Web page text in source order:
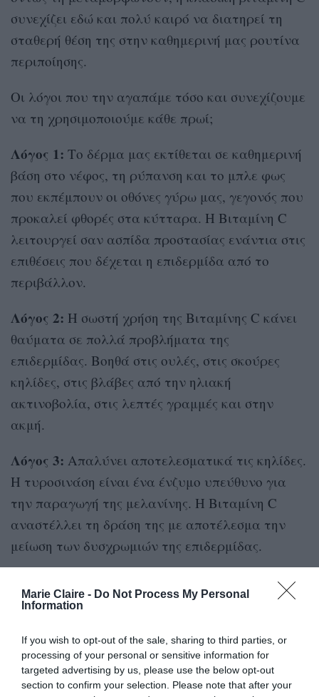
Marie Claire - Do Not Process My Personal
Information
If you wish to opt-out of the sale, sharing to third parties, or
processing of your personal or sensitive information for
targeted advertising by us, please use the below opt-out
section to confirm your selection. Please note that after your
συνεχίζει εδώ και πολύ καιρό να διατηρεί τη
σταθερή θέση της στην καθημερινή μας ρουτίνα
περιποίησης.
Οι λόγοι που την αγαπάμε τόσο και συνεχίζουμε
να τη χρησιμοποιούμε κάθε πρωί;
Λόγος 1: Το δέρμα μας εκτίθεται σε καθημερινή
βάση στο νέφος, τη ρύπανση και το μπλε φως
που εκπέμπουν οι οθόνες γύρω μας, γεγονός που
προκαλεί φθορές στα κύτταρα. Η Βιταμίνη C
λειτουργεί σαν ασπίδα προστασίας ενάντια στις
επιθέσεις που δέχεται η επιδερμίδα από το
περιβάλλον.
Λόγος 2: Η σωστή χρήση της Βιταμίνης C κάνει
θαύματα σε πολλά προβλήματα της
επιδερμίδας. Βοηθά στις ουλές, στις σκούρες
κηλίδες, στις βλάβες από την ηλιακή
ακτινοβολία, στις λεπτές γραμμές και στην
ακμή.
Λόγος 3: Απαλύνει αποτελεσματικά τις κηλίδες.
Η τυροσινάση είναι ένα ένζυμο υπεύθυνο για
την παραγωγή της μελανίνης. Η Βιταμίνη C
αναστέλλει τη δράση της με αποτέλεσμα την
μείωση των δυσχρωμιών της επιδερμίδας.
δράση της κατά της θαμπής επιδερμίδας και η
Λιγότερο γνωστό είναι πως η Βιταμίνη C
αντιμετωπίζει τις ουλές καθώς μπορεί να
διεγείρει τους ινοβλάστες να παράγουν